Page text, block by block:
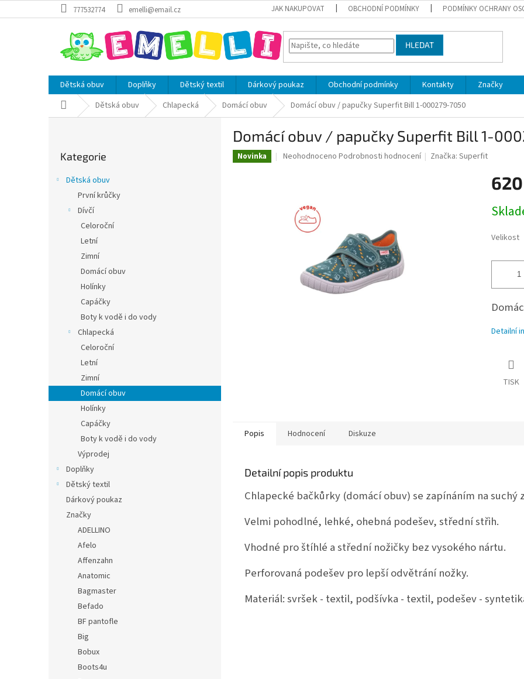
na
777532774 emelli@email.cz JAK NAKUPOVAT OBCHODNÍ PODMÍNKY PODMÍNKY OCHRANY
HLEDAT
Dětská obuv Doplňky Dětský textil Dárkový poukaz Obchodní podmínky Kontakty
Značky
Domů Dětská obuv Chlapecká Domácí obuv Domácí obuv / papučky Superfit Bill 1-000279-7050
kategorie
Kategorie
Dětská obuv
První krůčky
Dívčí
Celoroční
Letní
Zimní
Domácí obuv
Holínky
Capáčky
Boty k vodě i do vody
Chlapecká
Celoroční
Letní
Zimní
Domácí obuv
Holínky
Capáčky
Boty k vodě i do vody
Výprodej
Doplňky
Dětský textil
Dárkový poukaz
Značky
ADELLINO
Afelo
Affenzahn
Anatomic
Bagmaster
Befado
BF pantofle
Big
Bobux
Boots4u
Domácí obuv / papučky Superfit Bill 1-
Novinka
Průměrné
hvězdiček.
Neohodnoceno Podrobnosti hodnocení Značka:Superfit
cena:
Velikost
Detailní
TISK
Popis Hodnocení Diskuze
Detailní popis produktu
Chlapecké bačkůrky (domácí obuv) se zapínáním na suchý
Velmi pohodlné, lehké, ohebná podešev, střední střih.
Vhodné pro štíhlé a střední nožičky bez vysokého nártu.
Perforovaná podešev pro lepší odvětrání nožky.
Materiál: svršek - textil, podšívka - textil, podešev -